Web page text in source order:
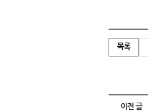
목록
이전 글